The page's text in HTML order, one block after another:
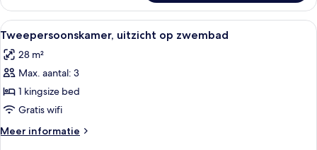
tweepersoonskamer
Alle
foto's
voor
Tweepersoonskamer,
uitzicht
op
zwembad
laden
Hotelkamer met een groot bed, een
6
Tweepersoonskamer, uitzicht op zwembad
28 m²
Max. aantal: 3
1 kingsize bed
Gratis wifi
Meer informatie
Meer